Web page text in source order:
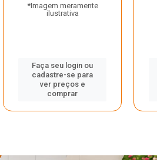
*Imagem meramente
ilustrativa
Faça seu login ou
cadastre-se para
ver preços e
comprar